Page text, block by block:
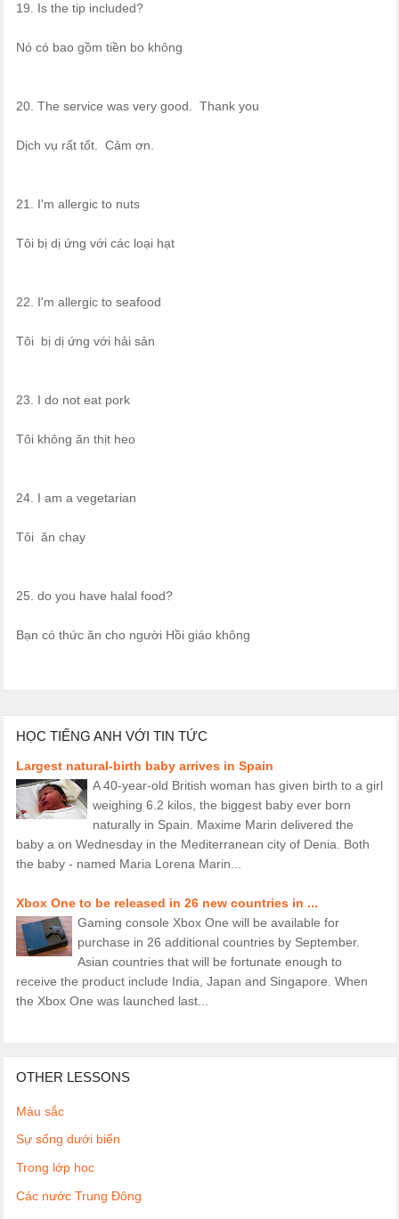
19. Is the tip included?
Nó có bao gồm tiền bo không
20. The service was very good. Thank you
Dịch vụ rất tốt. Cảm ơn.
21. I'm allergic to nuts
Tôi bị dị ứng với các loại hạt
22. I'm allergic to seafood
Tôi bị dị ứng với hải sản
23. I do not eat pork
Tôi không ăn thịt heo
24. I am a vegetarian
Tôi ăn chay
25. do you have halal food?
Bạn có thức ăn cho người Hồi giáo không
HỌC TIẾNG ANH VỚI TIN TỨC
Largest natural-birth baby arrives in Spain
A 40-year-old British woman has given birth to a girl
weighing 6.2 kilos, the biggest baby ever born
naturally in Spain. Maxime Marin delivered the
baby a on Wednesday in the Mediterranean city of Denia. Both
the baby - named Maria Lorena Marin...
Xbox One to be released in 26 new countries in ...
Gaming console Xbox One will be available for
purchase in 26 additional countries by September.
Asian countries that will be fortunate enough to
receive the product include India, Japan and Singapore. When
the Xbox One was launched last...
OTHER LESSONS
Màu sắc
Sự sống dưới biển
Trong lớp học
Các nước Trung Đông